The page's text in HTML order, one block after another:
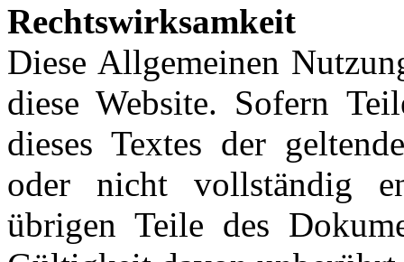
Rechtswirksamkeit
Diese Allgemeinen
diese Website. Sofern
dieses Textes der
oder nicht vollständig
übrigen Teile des